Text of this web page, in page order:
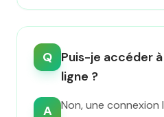
Q Puis-je accéder
ligne ?
A
Non, une